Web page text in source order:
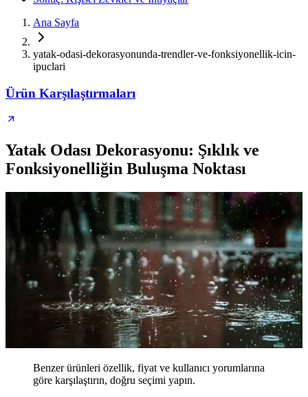
Ana Sayfa
yatak-odasi-dekorasyonunda-trendler-ve-fonksiyonellik-icin-
ipuclari
Ürün Karşılaştırmaları
Yatak Odası Dekorasyonu: Şıklık ve
Fonksiyonelliğin Buluşma Noktası
Benzer ürünleri özellik, fiyat ve kullanıcı yorumlarına
göre karşılaştırın, doğru seçimi yapın.